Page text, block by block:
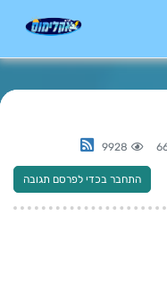
9928
התחבר בכדי לפרסם תגובה